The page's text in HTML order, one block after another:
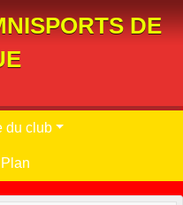
DE
du club